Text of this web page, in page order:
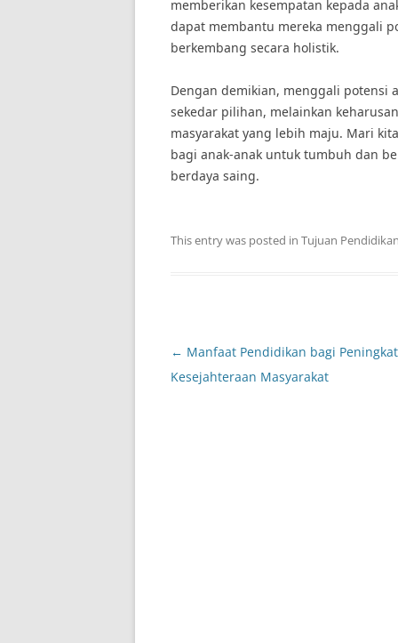
memberikan kesempatan kepada
dapat membantu mereka menggali
berkembang secara holistik.
Dengan demikian, menggali potensi
sekedar pilihan, melainkan
masyarakat yang lebih maju. Mari
bagi anak-anak untuk tumbuh dan
berdaya saing.
This entry was posted in Tujuan
Post
navigation
← Manfaat Pendidikan bagi
Kesejahteraan Masyarakat